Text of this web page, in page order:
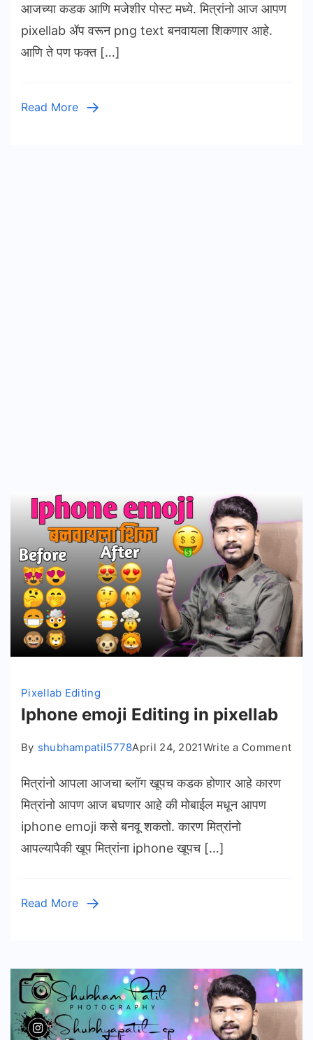
आजच्या कडक आणि मजेशीर पोस्ट मध्ये. मित्रांनो आज आपण
pixellab ॲप वरून png text बनवायला शिकणार आहे.
आणि ते पण फक्त […]
Read More
Pixellab Editing
Iphone emoji Editing in pixellab
By shubhampatil5778April 24, 2021Write a Commenton
मित्रांनो आपला आजचा ब्लॉग खूपच कडक होणार आहे कारण
मित्रांनो आपण आज बघणार आहे की मोबाईल मधून आपण
iphone emoji कसे बनवू शकतो. कारण मित्रांनो
आपल्यापैकी खूप मित्रांना iphone खूपच […]
Read More